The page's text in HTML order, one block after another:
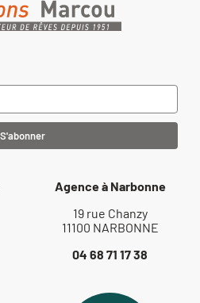
Agence à Narbonne
19 rue Chanzy
11100 NARBONNE
04 68 71 17 38